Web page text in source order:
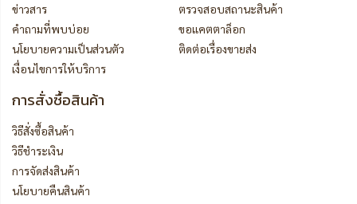
ข่าวสาร
คำถามที่พบบ่อย
นโยบายความเป็นส่วนตัว
เงื่อนไขการให้บริการ
ตรวจสอบสถานะสินค้า
ขอแคตตาล็อก
ติดต่อเรื่องขายส่ง
การสั่งซื้อสินค้า
วิธีสั่งซื้อสินค้า
วิธีชำระเงิน
การจัดส่งสินค้า
นโยบายคืนสินค้า